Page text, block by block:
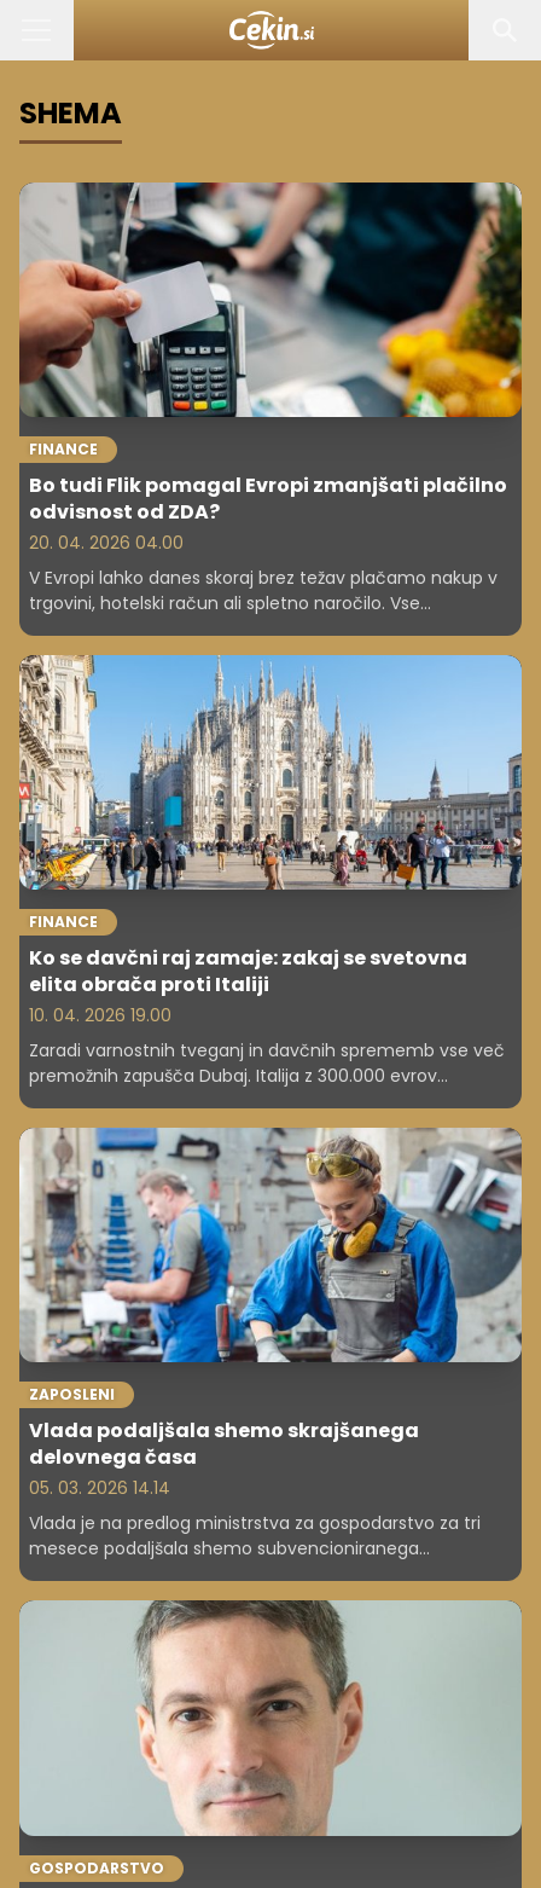
SHEMA
FINANCE
Bo tudi Flik pomagal Evropi zmanjšati plačilno
odvisnost od ZDA?
20. 04. 2026 04.00
V Evropi lahko danes skoraj brez težav plačamo nakup v
trgovini, hotelski račun ali spletno naročilo. Vse
pomembnejše pa postaja vprašanje, kdo določa pravila
ter nadzoruje podatke in tehnologijo, od katerih je
odvisno vsakdanje plačevanje.
FINANCE
Ko se davčni raj zamaje: zakaj se svetovna
elita obrača proti Italiji
10. 04. 2026 19.00
Zaradi varnostnih tveganj in davčnih sprememb vse več
premožnih zapušča Dubaj. Italija z 300.000 evrov
pavšalnega davka in Milanom v ospredju postaja nova
evropska izbira za globalno elito.
ZAPOSLENI
Vlada podaljšala shemo skrajšanega
delovnega časa
05. 03. 2026 14.14
Vlada je na predlog ministrstva za gospodarstvo za tri
mesece podaljšala shemo subvencioniranega
skrajšanega delovnega časa, ki bi se sicer iztekla 5.
marca. Ukrep, ki vključuje iste dejavnosti kot doslej, bo
tako veljal do 5. junija, so po seji vlade sporočili iz njenega
urada za komuniciranje.
GOSPODARSTVO